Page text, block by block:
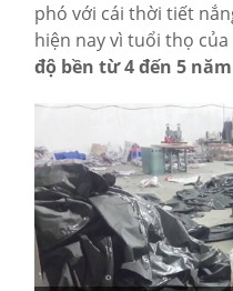
phó với cái thời tiết
hiện nay vì tuổi thọ
độ bền từ 4 đến 5 năm